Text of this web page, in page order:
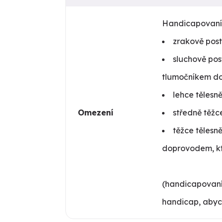
Omezení
Handicapovaní
zrakově
sluchově
tlumočníkem
lehce
středně
těžce
doprovodem,
handicap,